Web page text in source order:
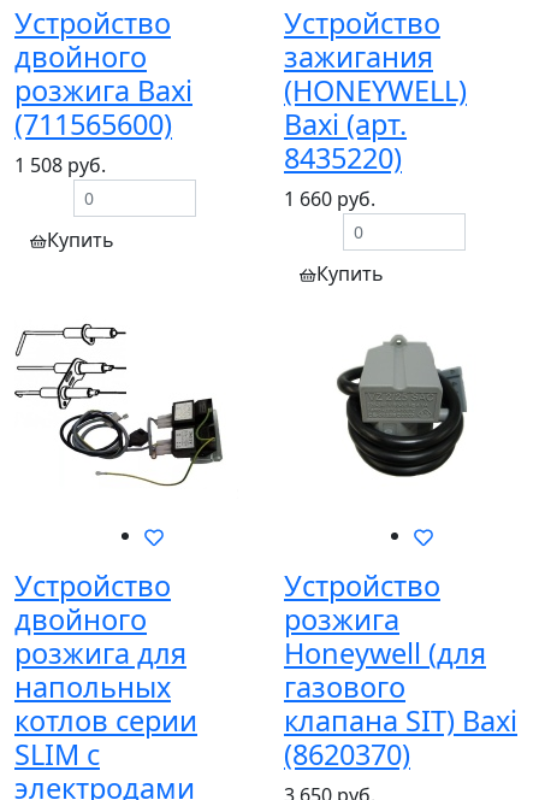
Устройство
двойного
розжига Baxi
(711565600)
1 508 руб.
Купить
Устройство
зажигания
(HONEYWELL)
Baxi (арт.
8435220)
1 660 руб.
Купить
Устройство
двойного
розжига для
напольных
котлов серии
SLIM с
электродами
Устройство
розжига
Honeywell (для
газового
клапана SIT) Baxi
(8620370)